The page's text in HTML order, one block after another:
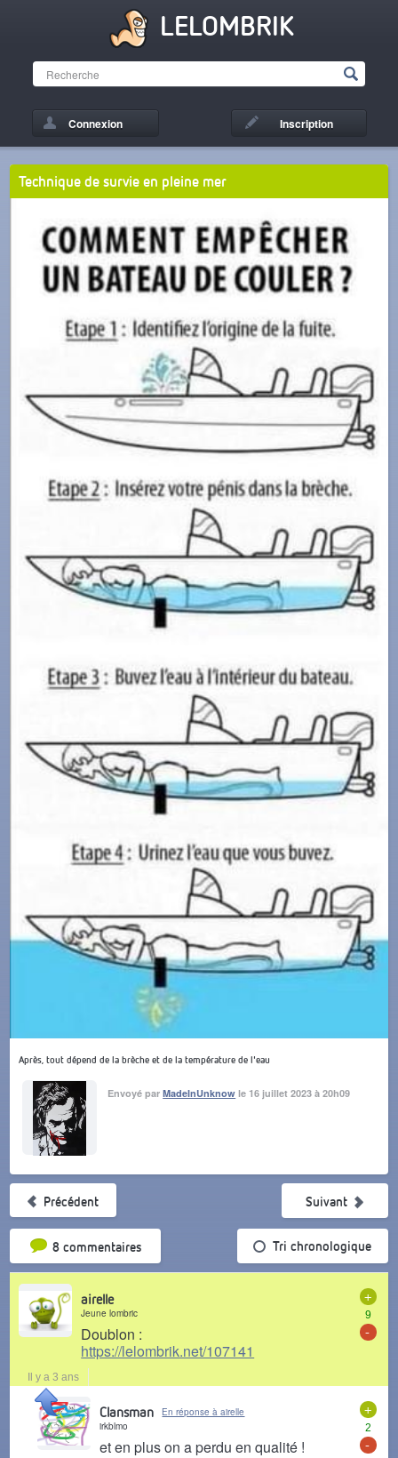
LELOMBRIK
Connexion Inscription
Technique de survie en pleine mer
Après, tout dépend de la brèche et de la température de l'eau
Envoyé parMadeInUnknow le 16 juillet 2023 à 20h09
Précédent
8 commentairesTri par popularité Tri chronologique
Suivant
+
9
-
airelle
Jeune lombric
Doublon :
https://lelombrik.net/107141
Il y a 3 ans
+
2
-
Clansman
En réponse à airelle
irkblmo
et en plus on a perdu en qualité !